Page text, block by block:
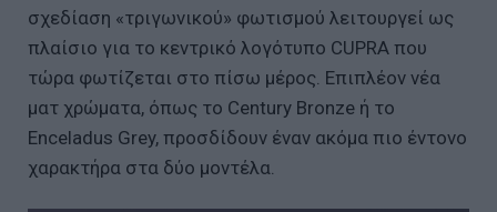
σχεδίαση «τριγωνικού» φωτισμού λειτουργεί ως
πλαίσιο για το κεντρικό λογότυπο CUPRA που
τώρα φωτίζεται στο πίσω μέρος. Επιπλέον νέα
ματ χρώματα, όπως το Century Bronze ή το
Enceladus Grey, προσδίδουν έναν ακόμα πιο έντονο
χαρακτήρα στα δύο μοντέλα.